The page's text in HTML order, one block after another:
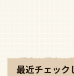
最近チェック